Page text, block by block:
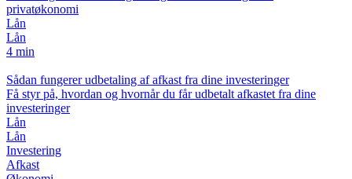
privatøkonomi
Lån
Lån
4 min
Sådan fungerer udbetaling af afkast fra dine investeringer
Få styr på, hvordan og hvornår du får udbetalt afkastet fra dine
investeringer
Lån
Lån
Investering
Afkast